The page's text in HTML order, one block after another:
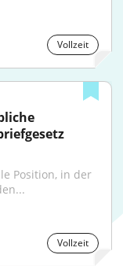
Vollzeit
Position, in der
Vollzeit